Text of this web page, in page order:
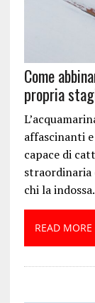
Come
propria
affascinanti
capace di
straordinaria
chi la
READ MORE